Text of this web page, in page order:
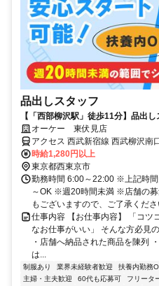
品出しスタッフ
【「西部柳沢駅」徒歩11分】品出
ガテでも安心のシンプル作業！
オーケー 東伏見店
アクセス 西武新宿線 西武柳沢南
口徒歩約13分、西武新宿線/西武
部柳沢駅」より徒歩11分＊自転車
時給1,280円以上
東京都西東京市
勤務時間 6:00～22:00 ※上記時
～OK ※週20時間未満 ※店舗の
もございますので、ご了承くだ
仕事内容 【お仕事内容】 「コツ
なお仕事がいい」 そんな方必見
・店舗へ納品された商品を陳列
は...
制服あり 業界未経験者歓迎 扶養内勤務
主婦・主夫歓迎
60代も応募可 フリータ